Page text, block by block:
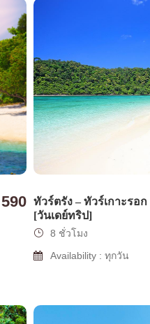
590 ทัวร์ตรัง – ทัวร์เกาะรอ
[วันเดย์ทริป]
8 ชั่วโมง
Availability : ทุกวัน